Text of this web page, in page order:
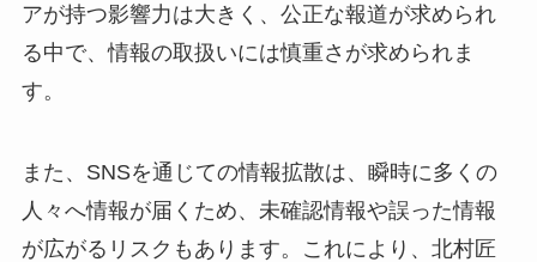
アが持つ影響力は大きく、公正な報道が求められ
る中で、情報の取扱いには慎重さが求められま
す。
また、SNSを通じての情報拡散は、瞬時に多くの
人々へ情報が届くため、未確認情報や誤った情報
が広がるリスクもあります。これにより、北村匠